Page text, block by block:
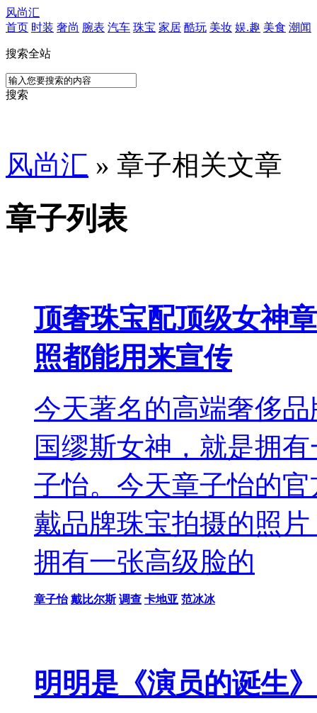
风尚汇
首页 时装 奢尚 腕表 汽车 珠宝 家居 酷玩 美妆 娱.趣 美食 潮闻
搜索全站
搜索
风尚汇 » 章子相关文章
章子列表
顶奢珠宝配顶级女神
照都能用来宣传
今天著名的高端奢侈
国缪斯女神，就是拥
子怡。今天章子怡的
戴品牌珠宝拍摄的照
拥有一张高级脸的
章子怡 戴比尔斯 调查 卡地亚 范冰冰
明明是《演员的诞生